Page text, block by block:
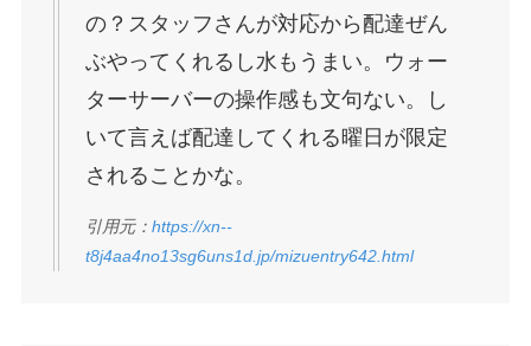
の？スタッフさんが対応から配達ぜん
ぶやってくれるし水もうまい。ウォー
ターサーバーの操作感も文句ない。し
いて言えば配達してくれる曜日が限定
されることかな。
引用元： https://xn--
t8j4aa4no13sg6uns1d.jp/mizuentry642.html